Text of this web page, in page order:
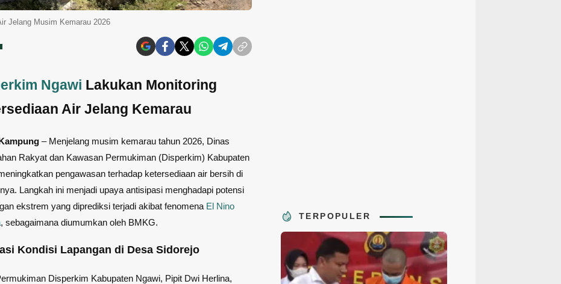
Jelang Musim Kemarau 2026
Ngawi Lakukan Monitoring
Air Jelang Kemarau
– Menjelang musim kemarau tahun 2026, Dinas
Rakyat dan Kawasan Permukiman (Disperkim) Kabupaten
pengawasan terhadap ketersediaan air bersih di
Langkah ini menjadi upaya antisipasi menghadapi potensi
ekstrem yang diprediksi terjadi akibat fenomena El Nino
, sebagaimana diumumkan oleh BMKG.
Kondisi Lapangan di Desa Sidorejo
Disperkim Kabupaten Ngawi, Pipit Dwi Herlina,
TERPOPULER